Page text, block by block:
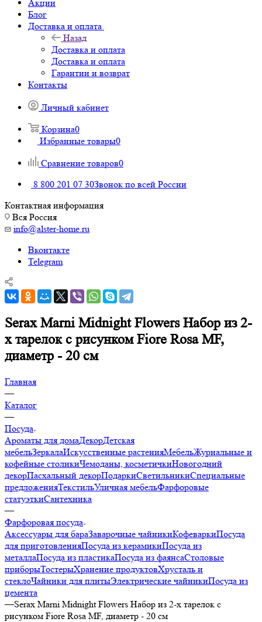
Акции
Блог
Доставка и оплата
Назад
Доставка и оплата
Доставка и оплата
Гарантии и возврат
Контакты
Личный кабинет
Корзина0
Избранные товары0
Сравнение товаров0
8 800 201 07 30Звонок по всей России
Контактная информация
Вся Россия
info@alster-home.ru
Вконтакте
Telegram
Serax Marni Midnight Flowers Набор из 2-
х тарелок с рисунком Fiore Rosa MF,
диаметр - 20 см
Главная
—
Каталог
—
Посуда
Ароматы для домаДекорДетская
мебельЗеркалаИскусственные растенияМебельЖурнальные и
кофейные столикиЧемоданы, косметичкиНовогодний
декорПасхальный декорПодаркиСветильникиСпециальные
предложенияТекстильУличная мебельФарфоровые
статуэткиСантехника
—
Фарфоровая посуда
Аксессуары для бараЗаварочные чайникиКофеваркиПосуда
для приготовленияПосуда из керамикиПосуда из
металлаПосуда из пластикаПосуда из фаянсаСтоловые
приборыТостерыХранение продуктовХрусталь и
стеклоЧайники для плитыЭлектрические чайникиПосуда из
цемента
—Serax Marni Midnight Flowers Набор из 2-х тарелок с
рисунком Fiore Rosa MF, диаметр - 20 см